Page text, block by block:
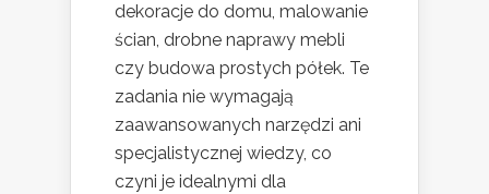
dekoracje do domu, malowanie
ścian, drobne naprawy mebli
czy budowa prostych półek. Te
zadania nie wymagają
zaawansowanych narzędzi ani
specjalistycznej wiedzy, co
czyni je idealnymi dla